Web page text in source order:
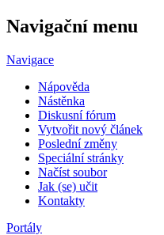
Navigační menu
Navigace
Nápověda
Nástěnka
Diskusní fórum
Vytvořit nový článek
Poslední změny
Speciální stránky
Načíst soubor
Jak (se) učit
Kontakty
Portály